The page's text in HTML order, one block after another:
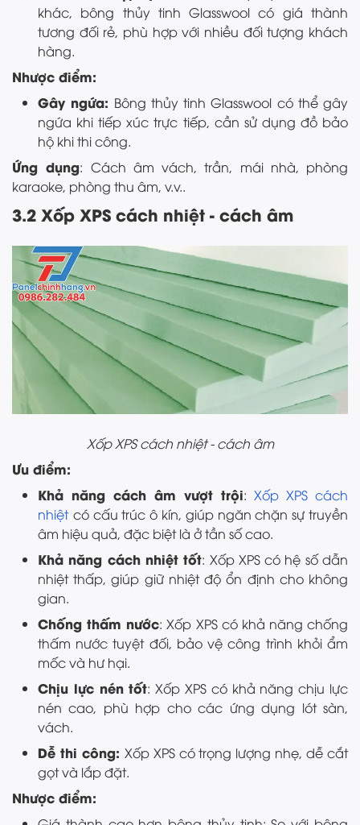
khác, bông thủy tinh Glasswool có giá thành
tương đối rẻ, phù hợp với nhiều đối tượng khách
hàng.
Nhược điểm:
Gây ngứa: Bông thủy tinh Glasswool có thể gây
ngứa khi tiếp xúc trực tiếp, cần sử dụng đồ bảo
hộ khi thi công.
Ứng dụng: Cách âm vách, trần, mái nhà, phòng
karaoke, phòng thu âm, v.v..
3.2 Xốp XPS cách nhiệt - cách âm
Xốp XPS cách nhiệt - cách âm
Ưu điểm:
Khả năng cách âm vượt trội: Xốp XPS cách
nhiệt có cấu trúc ô kín, giúp ngăn chặn sự truyền
âm hiệu quả, đặc biệt là ở tần số cao.
Khả năng cách nhiệt tốt: Xốp XPS có hệ số dẫn
nhiệt thấp, giúp giữ nhiệt độ ổn định cho không
gian.
Chống thấm nước: Xốp XPS có khả năng chống
thấm nước tuyệt đối, bảo vệ công trình khỏi ẩm
mốc và hư hại.
Chịu lực nén tốt: Xốp XPS có khả năng chịu lực
nén cao, phù hợp cho các ứng dụng lót sàn,
vách.
Dễ thi công: Xốp XPS có trọng lượng nhẹ, dễ cắt
gọt và lắp đặt.
Nhược điểm: